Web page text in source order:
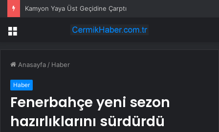
Kamyon Yaya Üst Geçidine Çarptı
Menü
Anasayfa / Haber
Haber
Fenerbahçe yeni sezon
hazırlıklarını sürdürdü